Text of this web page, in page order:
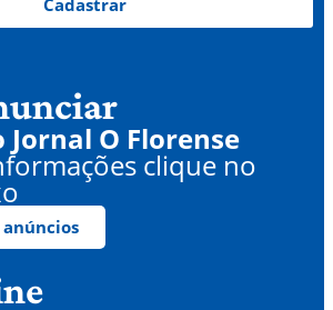
Cadastrar
O Florense
clique no
anúncios